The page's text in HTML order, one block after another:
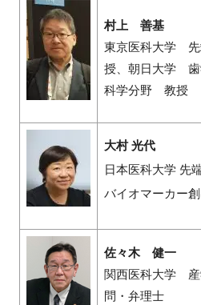
村上 善基
東京医科大学
授、朝日大学
科学分野 教授
大村 光代
日本医科大学 先
バイオマーカー
佐々木 健一
関西医科大学
問・弁理士